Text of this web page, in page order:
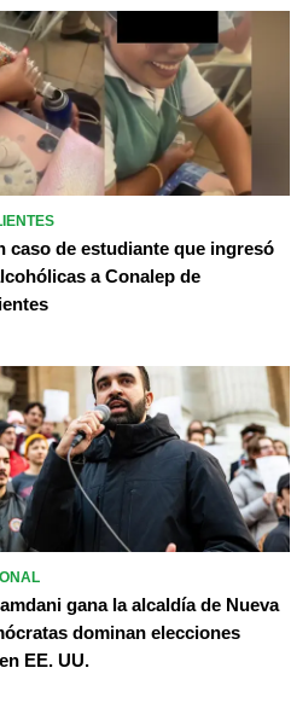
caso de estudiante que ingresó
a Conalep de
gana la alcaldía de Nueva
dominan elecciones
EE. UU.